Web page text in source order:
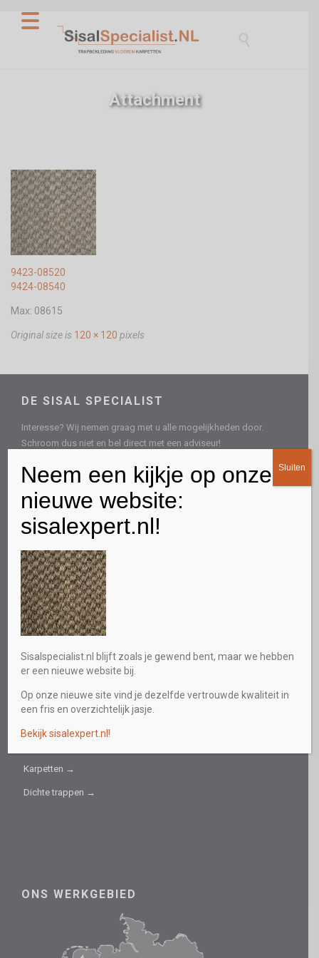
Attachment
9423-08520
9424-08540
Max: 08615
Original size is 120 × 120 pixels
DE SISAL SPECIALIST
Interesse? Wij nemen graag met u alle mogelijkheden door.
Schroom dus niet en bel direct met een adviseur!
CONTACTGEGEVENS
Spoordonkseweg 73
5688 KC Oirschot
Direct persoonlijk advies
0613219559
E-mail
info@sisalspecialist.nl
Sitemap
Collectie →
Sisal fijn →
Karpetten →
Dichte trappen →
ONS WERKGEBIED
Neem een kijkje op onze
nieuwe website:
sisalexpert.nl!
Sisalspecialist.nl blijft zoals je gewend bent, maar we hebben
er een nieuwe website bij.
Op onze nieuwe site vind je dezelfde vertrouwde kwaliteit in
een fris en overzichtelijk jasje.
Bekijk sisalexpert.nl!
Sluiten